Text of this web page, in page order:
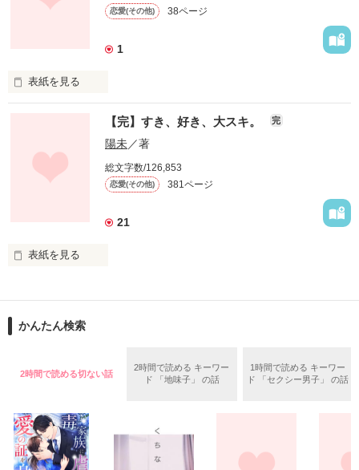
こんな、あたしを
受け入れてくれる
たった、ひとりの人
広瀬仁１７歳、高校生に
０６.７～０８.１０.１
恋愛(その他) 38ページ
1
表紙を見る
浩(コウ)サイドのお話です。
莉衣サイドはＨＰの【企画＆マガ】
からお願いします☆
浩サイドだけでも、
【完】すき、好き、大スキ。 完
陽未／著
総文字数/126,853
恋愛(その他) 381ページ
21
表紙を見る
皆ありがとうっ(´；ω；`)
すき。
好き。
かんたん検索
2時間で読める切ない話
2時間で読める キーワー
ド 「地味子」 の話
1時間で読める キーワー
ド 「セクシー男子」 の話